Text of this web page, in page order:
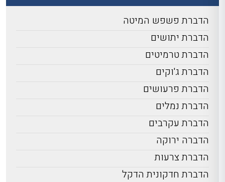
הדברת פשפש המיטה
הדברת יתושים
הדברת טרמיטים
הדברת ג'וקים
הדברת פרעושים
הדברת נמלים
הדברת עקרבים
הדברה ירוקה
הדברת צרעות
הדברת חדקונית הדקל